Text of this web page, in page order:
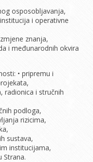
osposobljavanja,
i operativne
znanja,
i međunarodnih okvira
• pripremu i
radionica i stručnih
podloga,
rizicima,
sustava,
institucijama,
Strana.